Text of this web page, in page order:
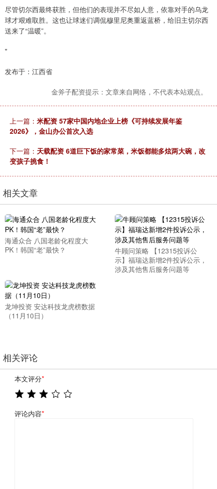
尽管切尔西最终获胜，但他们的表现并不尽如人意，依靠对手的乌龙
球才艰难取胜。这也让球迷们调侃穆里尼奥重返蓝桥，给旧主切尔西
送来了“温暖”。
"
发布于：江西省
金斧子配资提示：文章来自网络，不代表本站观点。
上一篇： 米配资 57家中国内地企业上榜《可持续发展年鉴
2026》，金山办公首次入选
下一篇： 天载配资 6道巨下饭的家常菜，米饭都能多炫两大碗，改
变孩子挑食！
相关文章
海通众合 八国老龄化程度大
PK！韩国“老”最快？
牛顾问策略 【12315投诉公
示】福瑞达新增2件投诉公示，
涉及其他售后服务问题等
龙坤投资 安达科技龙虎榜数据
（11月10日）
相关评论
本文评分*
评论内容*